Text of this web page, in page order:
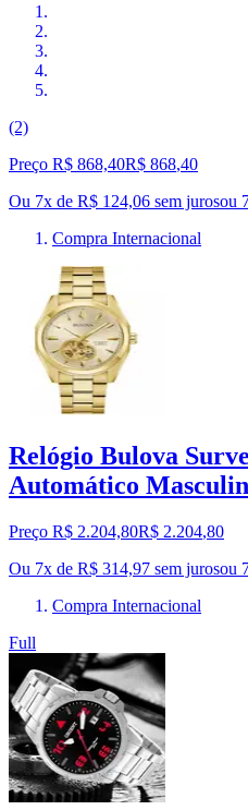
(2)
Preço R$ 868,40R$ 868,40
Ou 7x de R$ 124,06 sem jurosou
Compra Internacional
Relógio Bulova
Automático
Preço R$ 2.204,80R$ 2.204,80
Ou 7x de R$ 314,97 sem jurosou
Compra Internacional
Full